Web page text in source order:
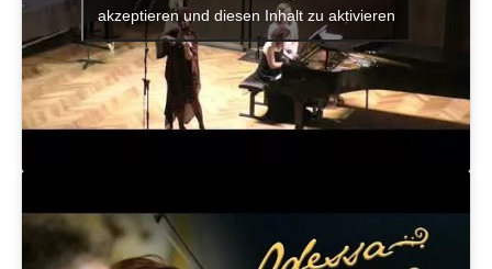
akzeptieren und diesen Inhalt zu aktivieren